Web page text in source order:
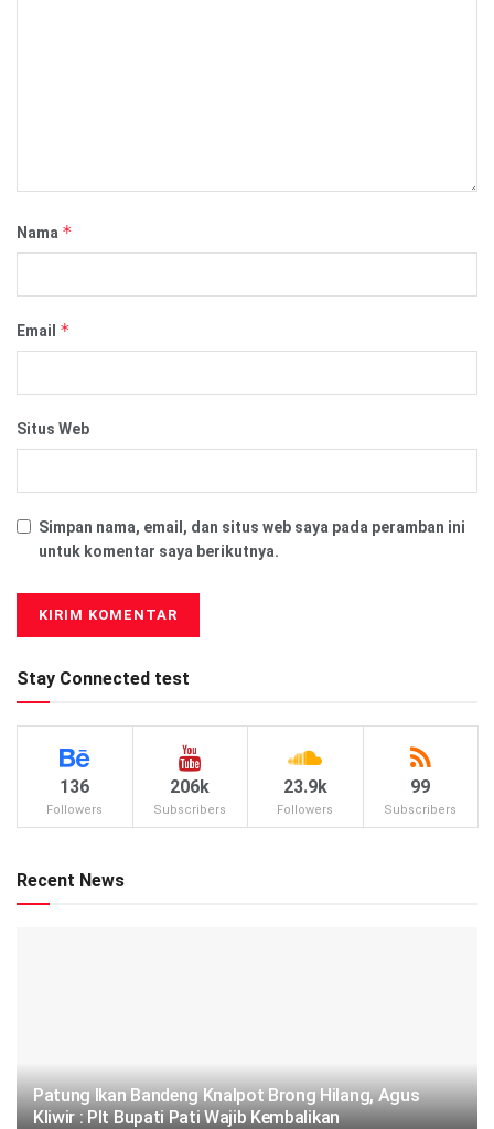
Nama *
Email *
Situs Web
Simpan nama, email, dan situs web saya pada peramban ini
untuk komentar saya berikutnya.
Stay Connected test
136
Followers
206k
Subscribers
23.9k
Followers
99
Subscribers
Recent News
Patung Ikan Bandeng Knalpot Brong Hilang, Agus
Kliwir : Plt Bupati Pati Wajib Kembalikan